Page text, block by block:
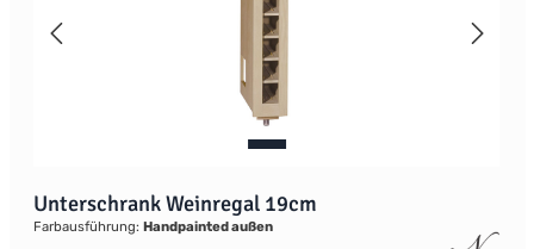
Unterschrank Weinregal 19cm
Farbausführung: Handpainted außen